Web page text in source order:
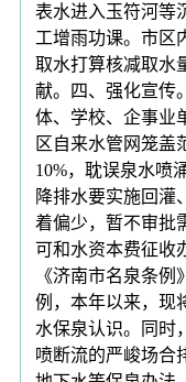
表水进入玉符河等
工增雨功课。市区
取水打算核减取水
献。四、强化宣传
体、学校、企事业
区自来水管网笼盖
10%，耽误泉水喷
降排水要实施回灌
着偏少，暂不审批
可和水资本费征收
《济南市名泉条
例，本年以来，现
水保泉认识。同时
喷断流的严峻场合